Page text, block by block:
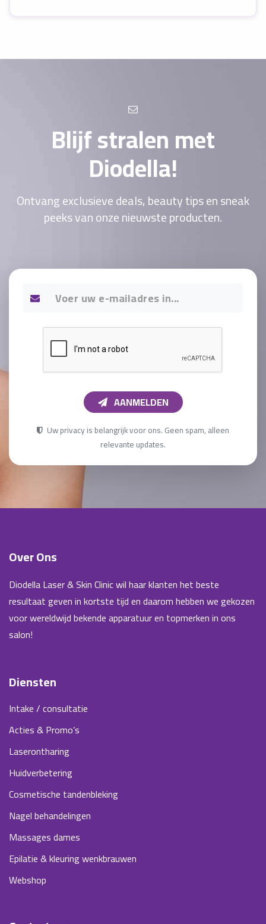
Blijf stralen met
Diodella!
Ontvang exclusieve deals, beauty tips en sneak
peeks van onze nieuwste producten.
AANMELDEN
Uw privacy is belangrijk voor ons. Geen spam, alleen
relevante updates.
Over Ons
Diodella Laser & Skin Clinic wil haar klanten het beste
resultaat geven in kortste tijd en daarom hebben we gekozen
voor wereldwijd bekende apparatuur en topmerken in ons
salon!
Diensten
Intake / consultatie
Acties & Promo’s
Laserontharing
Huidverbetering
Cosmetische tandenbleking
Nagel behandelingen
Massages dames
Epilatie & kleuring wenkbrauwen
Webshop